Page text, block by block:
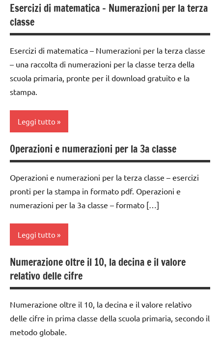
addizione
anni
MATEMATICA
materiale
moltiplicazione
sottrazione
tabelline
TUTTI GLI
ARGOMENTI
PER ETA'
TUTTI GLI
Esercizi di matematica – Numerazioni per la terza
classe
Esercizi di matematica – Numerazioni per la terza classe
– una raccolta di numerazioni per la classe terza della
scuola primaria, pronte per il download gratuito e la
stampa.
Leggi tutto
classe
3a
DOWNLOAD
matematica
didattico
ARGOMENTI
PER ETA'
TUTTI GLI
ARTICOLI
Operazioni e numerazioni per la 3a classe
Operazioni e numerazioni per la terza classe – esercizi
pronti per la stampa in formato pdf. Operazioni e
numerazioni per la 3a classe – formato […]
Leggi tutto
addizione
divisione
DOWNLOAD
Numerazione oltre il 10, la decina e il valore
relativo delle cifre
Numerazione oltre il 10, la decina e il valore relativo
delle cifre in prima classe della scuola primaria, secondo il
metodo globale.